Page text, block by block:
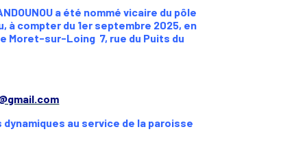
a été nommé vicaire du pôle
à compter du 1er septembre 2025, en
Moret-sur-Loing 7, rue du Puits du
dynamiques au service de la paroisse